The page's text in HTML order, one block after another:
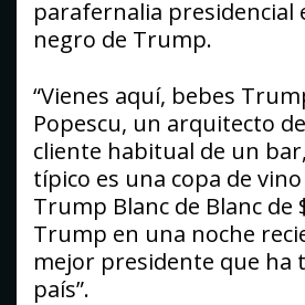
parafernalia presidencial
negro de Trump.
“Vienes aquí, bebes
Popescu, un arquitecto
cliente habitual de un
típico es una copa de
Trump Blanc de Blanc de
Trump en una noche
mejor presidente que ha
país”.